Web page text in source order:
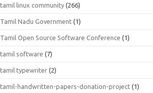
tamil linux community (266)
Tamil Nadu Government (1)
Tamil Open Source Software Conference (1)
tamil software (7)
tamil typewriter (2)
tamil-handwritten-papers-donation-project (1)